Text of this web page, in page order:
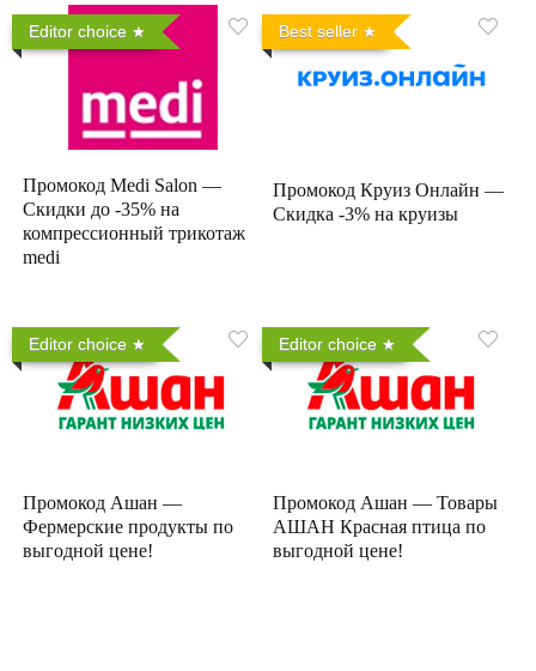
Editor choice
Промокод Medi Salon —
Скидки до -35% на
компрессионный трикотаж
medi
Best seller
Промокод Круиз Онлайн —
Скидка -3% на круизы
Editor choice
Промокод Ашан —
Фермерские продукты по
выгодной цене!
Editor choice
Промокод Ашан — Товары
АШАН Красная птица по
выгодной цене!